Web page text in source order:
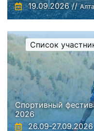
19.09.2026 //
Спортивный
2026
26.09-
Список